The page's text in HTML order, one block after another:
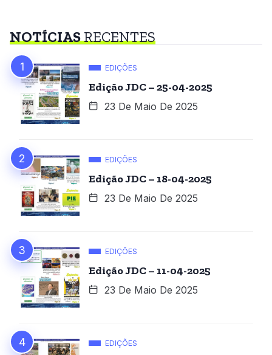
NOTÍCIASRECENTES
EDIÇÕES
Edição JDC – 25-04-2025
23 De Maio De 2025
EDIÇÕES
Edição JDC – 18-04-2025
23 De Maio De 2025
EDIÇÕES
Edição JDC – 11-04-2025
23 De Maio De 2025
EDIÇÕES